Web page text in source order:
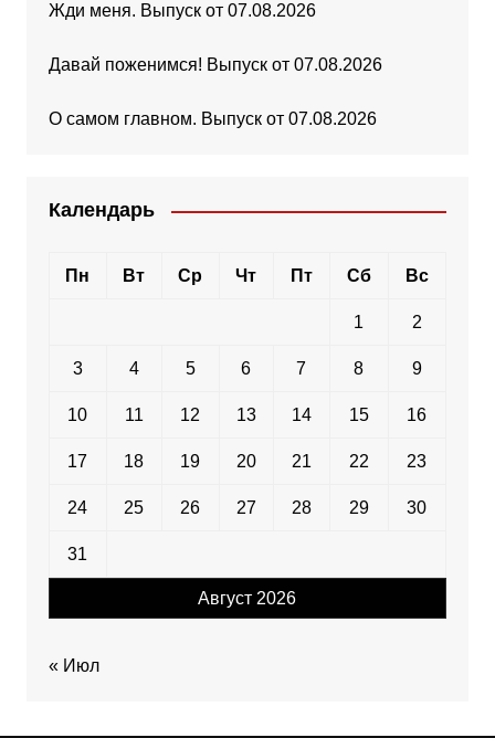
Жди меня. Выпуск от 07.08.2026
Давай поженимся! Выпуск от 07.08.2026
О самом главном. Выпуск от 07.08.2026
Календарь
Август 2026
Пн Вт Ср Чт Пт Сб Вс
1 2
3 4 5 6 7 8 9
10 11 12 13 14 15 16
17 18 19 20 21 22 23
24 25 26 27 28 29 30
31
« Июл